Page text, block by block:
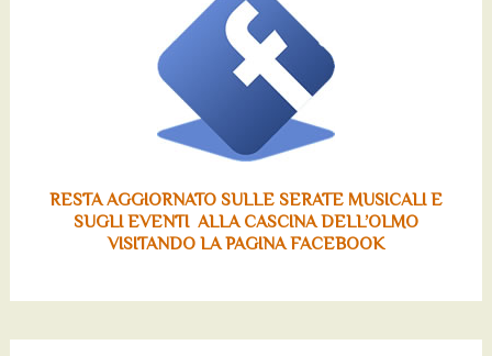
RESTA AGGIORNATO SULLE SERATE MUSICALI E
SUGLI EVENTI ALLA CASCINA DELL’OLMO
VISITANDO LA PAGINA FACEBOOK